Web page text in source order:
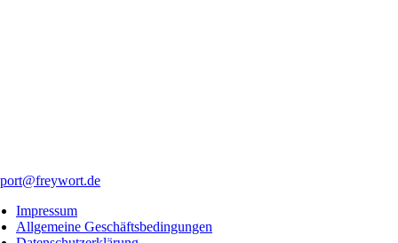
Impressum
Allgemeine Geschäftsbedingungen